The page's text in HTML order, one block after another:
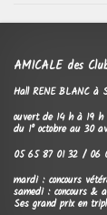
AMICALE des
Hall RENE BLANC à
ouvert de 14 h à 19
du 1° octobre au 30
05 65 87 01 32 / 06
mardi : concours
samedi : concours &
Ses grand prix en